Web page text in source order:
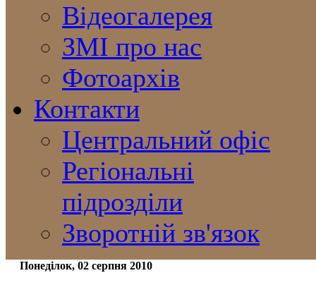
Відеогалерея
ЗМІ про нас
Фотоархів
Контакти
Центральний офіс
Регіональні
підрозділи
Зворотній зв'язок
Понеділок, 02 серпня 2010